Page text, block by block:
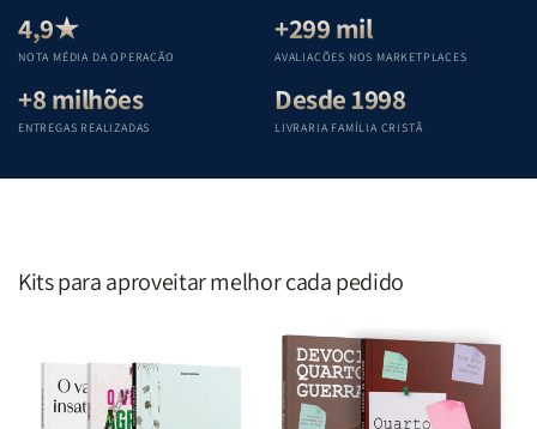
Teológica
Penkal
Penkal
Teológica
Penkal
4,9★
NOTA MÉDIA DA OPERAÇÃO
+299 mil
AVALIAÇÕES NOS MARKETPLACES
+8 milhões
ENTREGAS REALIZADAS
Desde 1998
LIVRARIA FAMÍLIA CRISTÃ
Kits para aproveitar melhor cada pedido